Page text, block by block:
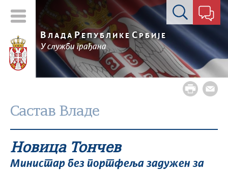
Контакт форма
В ЛАДА РЕПУБЛИКЕ СРБИЈЕ
У служби грађана
Састав Владе
Новица Тончев
Министар без портфеља задужен за